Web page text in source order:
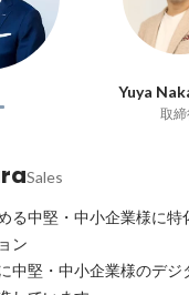
Yuya
取締
Sales
る中堅・中小企業様に特
ン
中堅・中小企業様のデジ